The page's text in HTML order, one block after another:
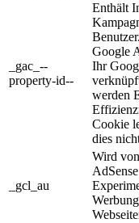
_gac_--
property-id--
Enthält
Google
Ihr
werden
Cookie
dies
_gcl_au
Wird